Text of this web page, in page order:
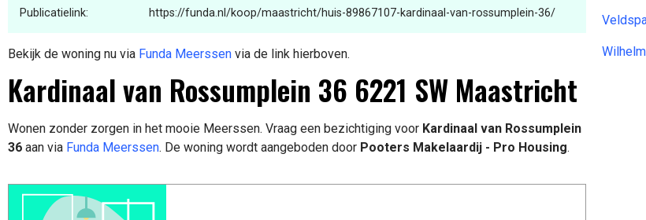
Publicatielink: https://funda.nl/koop/maastricht/huis-89867107-kardinaal-van-rossumplein-36/
Bekijk de woning nu via Funda Meerssen via de link hierboven.
Kardinaal van Rossumplein 36 6221 SW Maastricht
Wonen zonder zorgen in het mooie Meerssen. Vraag een bezichtiging voor Kardinaal van Rossumplein
36 aan via Funda Meerssen. De woning wordt aangeboden door Pooters Makelaardij - Pro Housing.